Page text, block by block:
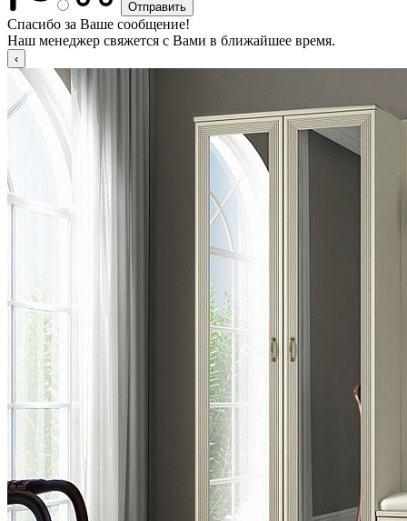
Спасибо за Ваше сообщение!
Наш менеджер свяжется с Вами в ближайшее время.